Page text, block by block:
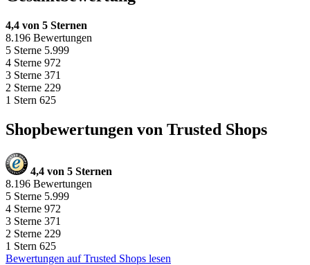
4,4 von 5 Sternen
8.196 Bewertungen
5 Sterne 5.999
4 Sterne 972
3 Sterne 371
2 Sterne 229
1 Stern 625
Shopbewertungen von Trusted Shops
4,4 von 5 Sternen
8.196 Bewertungen
5 Sterne 5.999
4 Sterne 972
3 Sterne 371
2 Sterne 229
1 Stern 625
Bewertungen auf Trusted Shops lesen